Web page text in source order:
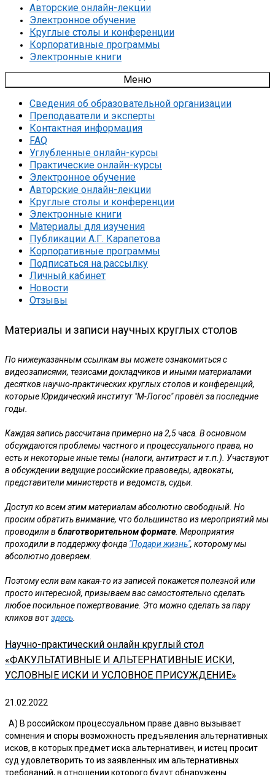
Авторские онлайн-лекции
Электронное обучение
Круглые столы и конференции
Корпоративные программы
Электронные книги
Меню
Сведения об образовательной организации
Преподаватели и эксперты
Контактная информация
FAQ
Углубленные онлайн-курсы
Практические онлайн-курсы
Электронное обучение
Авторские онлайн-лекции
Круглые столы и конференции
Электронные книги
Материалы для изучения
Публикации А.Г. Карапетова
Корпоративные программы
Подписаться на рассылку
Личный кабинет
Новости
Отзывы
Материалы и записи научных круглых столов
По нижеуказанным ссылкам вы можете ознакомиться с
видеозаписями, тезисами докладчиков и иными материалами
десятков научно-практических круглых столов и конференций,
которые Юридический институт "М-Логос" провёл за последние
годы.
Каждая запись рассчитана примерно на 2,5 часа. В основном
обсуждаются проблемы частного и процессуального права, но
есть и некоторые иные темы (налоги, антитраст и т.п.). Участвуют
в обсуждении ведущие российские правоведы, адвокаты,
представители министерств и ведомств, судьи.
Доступ ко всем этим материалам абсолютно свободный. Но
просим обратить внимание, что большинство из мероприятий мы
проводили в благотворительном формате . Мероприятия
проходили в поддержку фонда "Подари жизнь", которому мы
абсолютно доверяем.
Поэтому если вам какая-то из записей покажется полезной или
просто интересной, призываем вас самостоятельно сделать
любое посильное пожертвование. Это можно сделать за пару
кликов вотздесь
Научно-практический онлайн круглый стол
«ФАКУЛЬТАТИВНЫЕ И АЛЬТЕРНАТИВНЫЕ ИСКИ,
УСЛОВНЫЕ ИСКИ И УСЛОВНОЕ ПРИСУЖДЕНИЕ»
21.02.2022
А) В российском процессуальном праве давно вызывает
сомнения и споры возможность предъявления альтернативных
исков, в которых предмет иска альтернативен, и истец просит
суд удовлетворить то из заявленных им альтернативных
требований, в отношении которого будут обнаружены